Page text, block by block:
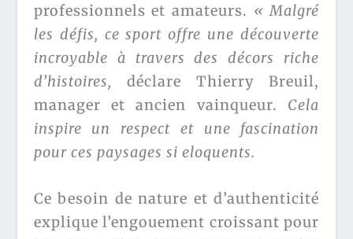
professionnels et amateurs. « Malgré
les défis, ce sport offre une découverte
incroyable à travers des décors riche
d’histoires, déclare Thierry Breuil,
manager et ancien vainqueur. Cela
inspire un respect et une fascination
pour ces paysages si eloquents.
Ce besoin de nature et d’authenticité
explique l’engouement croissant pour